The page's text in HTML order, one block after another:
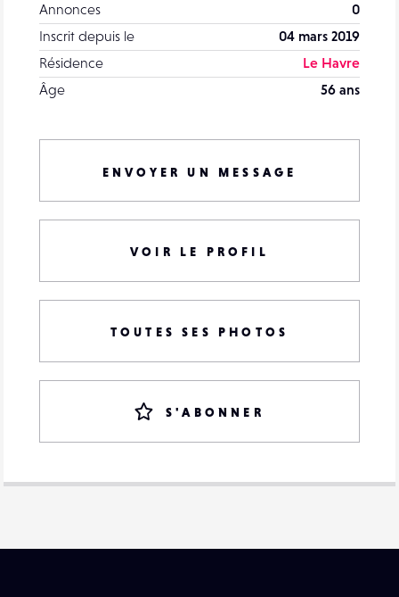
Annonces
0
Inscrit depuis le
04 mars 2019
Résidence
Le Havre
Âge
56 ans
ENVOYER UN MESSAGE
VOIR LE PROFIL
TOUTES SES PHOTOS
S'ABONNER